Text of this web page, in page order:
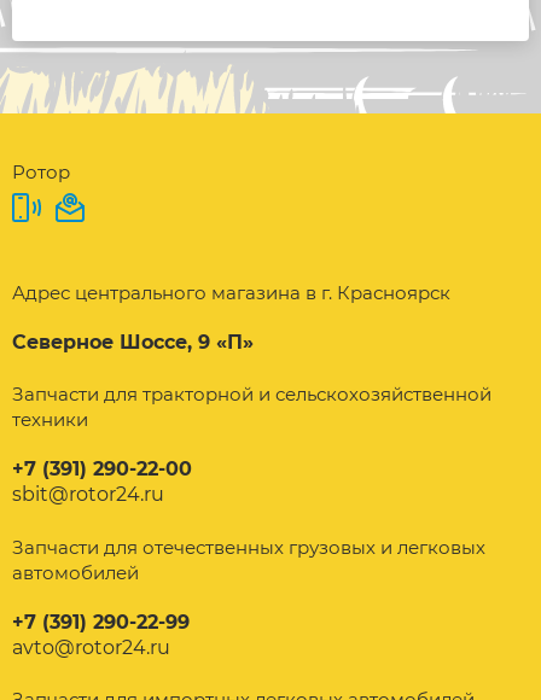
Ротор
Адрес центрального магазина в г. Красноярск
Северное Шоссе, 9 «П»
Запчасти для тракторной и сельскохозяйственной
техники
+7 (391) 290-22-00
sbit@rotor24.ru
Запчасти для отечественных грузовых и легковых
автомобилей
+7 (391) 290-22-99
avto@rotor24.ru